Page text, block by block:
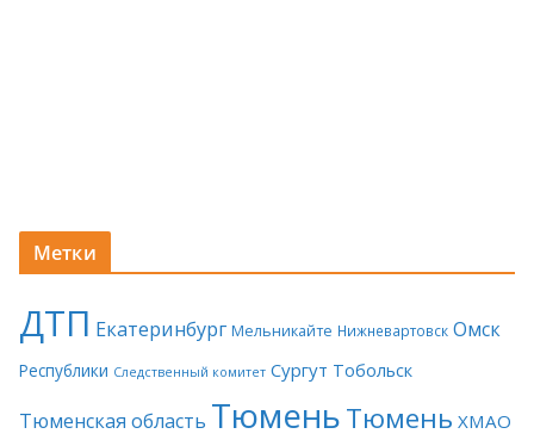
Метки
ДТП Екатеринбург Мельникайте Нижневартовск Омск
Республики Следственный комитет Сургут Тобольск
Тюменская область ТюменьТюмень ХМАО